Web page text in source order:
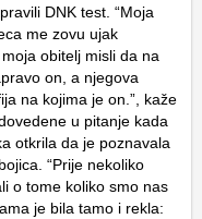
DNK test. “Moja
me zovu ujak
obitelj misli da na
on, a njegova
na kojima je on.”, kaže
u pitanje kada
otkrila da je poznavala
“Prije nekoliko
o tome koliko smo nas
je bila tamo i rekla: